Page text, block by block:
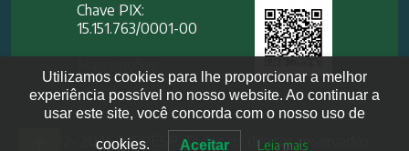
Chave PIX:
15.151.763/0001-00​
2012- 2026 IVEPESP. Todos os direitos reservados
Utilizamos cookies para lhe proporcionar a melhor
experiência possível no nosso website. Ao continuar a
usar este site, você concorda com o nosso uso de
cookies. Aceitar Leia mais